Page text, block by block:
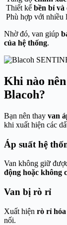
Thiết kế bền bỉ và
Phù hợp với nhiều
Nhờ đó, van giúp
của hệ thống.
Khi nào
Blacoh?
Bạn nên thay van
khi xuất hiện các
Áp suất hệ
Van không giữ
động hoặc không
Van bị rò rỉ
Xuất hiện rò rỉ hóa
nối.